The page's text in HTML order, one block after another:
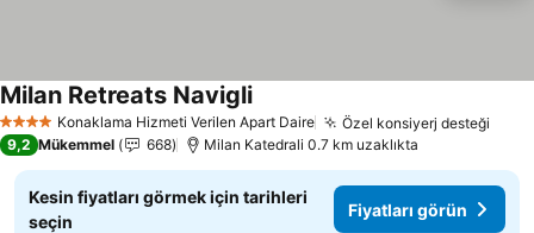
4 Yıldız Konaklama Hizmeti Verilen Apart Daire Özel konsiyerj desteği
Milan Retreats Navigli
9,2 Mükemmel 668 Milan Katedrali 0.7 km uzaklıkta
Kesin fiyatları görmek için tarihleri
seçin
Fiyatları görün